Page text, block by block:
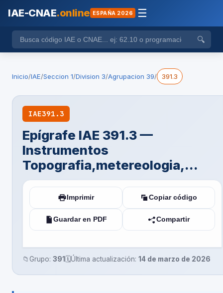
IAE-CNAE.online ESPAÑA 2026 ☰
🔍
Inicio/IAE/Seccion 1/Division 3/Agrupacion 39/ 391.3
IAE391.3
Epígrafe IAE 391.3 —
Instrumentos
Topografia,metereologia,...
Imprimir Copiar código
Guardar en PDF Compartir
📁 Grupo: 391 🗓️Última actualización: 14 de marzo de 2026